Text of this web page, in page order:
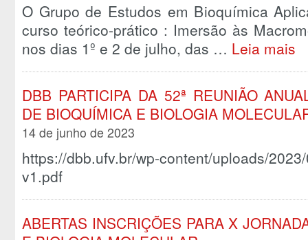
O Grupo de Estudos em Bioquímica
curso teórico-prático : Imersão às
nos dias 1º e 2 de julho, das … Leia mais
DBB PARTICIPA DA 52ª REUNIÃO
DE BIOQUÍMICA E BIOLOGIA
14 de junho de 2023
https://dbb.ufv.br/wp-content/uploads/
v1.pdf
ABERTAS INSCRIÇÕES PARA X